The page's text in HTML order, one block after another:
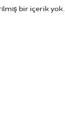
bir içerik yok.